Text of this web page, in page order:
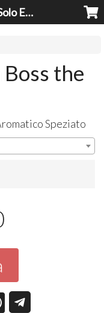
Bioprofumeria Non Solo Essenze
the
Speziato